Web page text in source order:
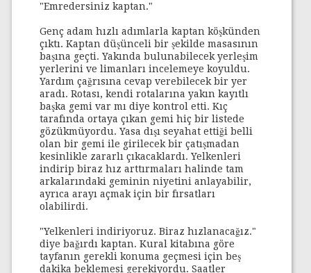
"Emredersiniz kaptan."
Genç adam hızlı adımlarla kaptan köşkünden
çıktı. Kaptan düşünceli bir şekilde masasının
başına geçti. Yakında bulunabilecek yerleşim
yerlerini ve limanları incelemeye koyuldu.
Yardım çağrısına cevap verebilecek bir yer
aradı. Rotası, kendi rotalarına yakın kayıtlı
başka gemi var mı diye kontrol etti. Kıç
tarafında ortaya çıkan gemi hiç bir listede
gözükmüyordu. Yasa dışı seyahat ettiği belli
olan bir gemi ile girilecek bir çatışmadan
kesinlikle zararlı çıkacaklardı. Yelkenleri
indirip biraz hız arttırmaları halinde tam
arkalarındaki geminin niyetini anlayabilir,
ayrıca arayı açmak için bir fırsatları
olabilirdi.
"Yelkenleri indiriyoruz. Biraz hızlanacağız."
diye bağırdı kaptan. Kural kitabına göre
tayfanın gerekli konuma geçmesi için beş
dakika beklemesi gerekiyordu. Saatler